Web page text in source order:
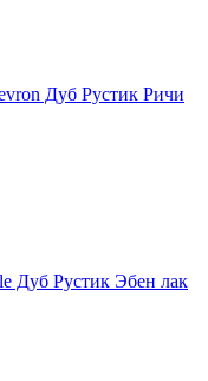
Дуб Рустик Ричи
Дуб Рустик Эбен лак